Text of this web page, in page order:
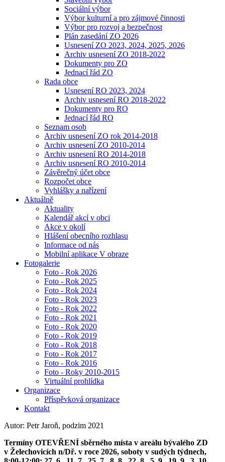
Sociální výbor
Výbor kulturní a pro zájmové činnosti
Výbor pro rozvoj a bezpečnost
Plán zasedání ZO 2026
Usnesení ZO 2023, 2024, 2025, 2026
Archiv usnesení ZO 2018-2022
Dokumenty pro ZO
Jednací řád ZO
Rada obce
Usnesení RO 2023, 2024
Archiv usnesení RO 2018-2022
Dokumenty pro RO
Jednací řád RO
Seznam osob
Archiv usnesení ZO rok 2014-2018
Archiv usnesení ZO 2010-2014
Archiv usnesení RO 2014-2018
Archiv usnesení RO 2010-2014
Závěrečný účet obce
Rozpočet obce
Vyhlášky a nařízení
Aktuálně
Aktuality
Kalendář akcí v obci
Akce v okolí
Hlášení obecního rozhlasu
Informace od nás
Mobilní aplikace V obraze
Fotogalerie
Foto - Rok 2026
Foto - Rok 2025
Foto - Rok 2024
Foto - Rok 2023
Foto - Rok 2022
Foto - Rok 2021
Foto - Rok 2020
Foto - Rok 2019
Foto - Rok 2018
Foto - Rok 2017
Foto - Rok 2016
Foto - Roky 2010-2015
Virtuální prohlídka
Organizace
Příspěvková organizace
Kontakt
Autor: Petr Jaroň, podzim 2021
Termíny OTEVŘENÍ sběrného místa v areálu bývalého ZD
v Želechovicích n/Dř. v roce 2026, soboty v sudých týdnech,